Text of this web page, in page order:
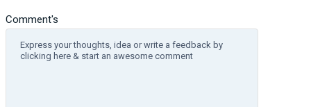
Comment's